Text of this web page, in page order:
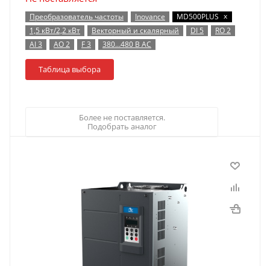
Преобразователь частоты Inovance MD500PLUS x
1,5 кВт/2,2 кВт
Векторный и скалярный DI 5
RO 2
AI 3
AO 2 F 3 380…480 В AC
Таблица выбора
Более не поставляется.
Подобрать аналог